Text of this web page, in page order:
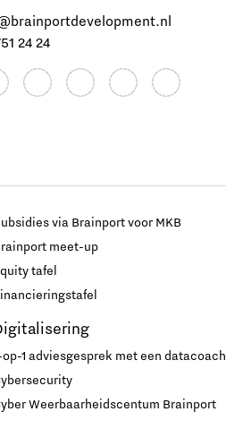
24 24
via Brainport voor MKB
meet-up
tafel
op-1 adviesgesprek met een datacoach
Weerbaarheidscentum Brainport